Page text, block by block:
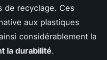
de recyclage. Ces
aux plastiques
considérablement la
la durabilité.